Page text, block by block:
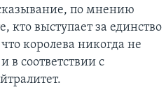
по мнению
кто выступает за единство
королева никогда не
в соответствии с